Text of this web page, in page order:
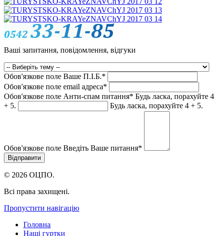
Ваші запитання, повідомлення, відгуки
Обов'язкове поле Ваше П.I.Б.*
Обов'язкове поле email адреса*
Обов'язкове поле Анти-спам питання* Будь ласка, порахуйте 4
+ 5.
Будь ласка, порахуйте 4 + 5.
Обов'язкове поле Введіть Ваше питання*
© 2026 ОЦПО.
Всі права захищені.
Пропустити навігацію
Головна
Наші гуртки